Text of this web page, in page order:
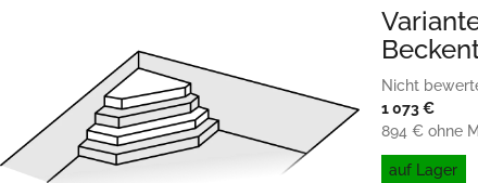
Die
0,0
Nicht
1 073 €
894 € ohne
Verkaufspreis:
auf Lager